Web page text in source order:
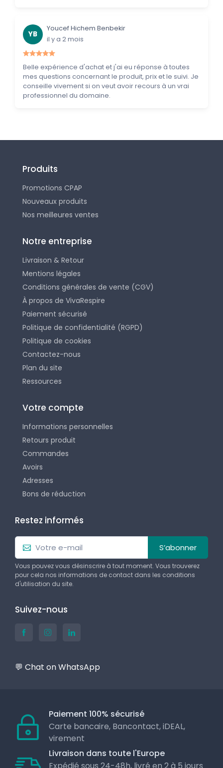
YB
Youcef Hichem Benbekir
il y a 2 mois
Belle expérience d'achat et j'ai eu réponse à toutes
mes questions concernant le produit, prix et le suivi. Je
conseille vivement si on veut avoir recours à un vrai
professionnel du domaine.
Produits
Promotions CPAP
Nouveaux produits
Nos meilleures ventes
Notre entreprise
Livraison & Retour
Mentions légales
Conditions générales de vente (CGV)
À propos de VivaRespire
Paiement sécurisé
Politique de confidentialité (RGPD)
Politique de cookies
Contactez-nous
Plan du site
Ressources
Votre compte
Informations personnelles
Retours produit
Commandes
Avoirs
Adresses
Bons de réduction
Restez informés
S’abonner
Vous pouvez vous désinscrire à tout moment. Vous trouverez
pour cela nos informations de contact dans les conditions
d'utilisation du site.
Suivez-nous
💬 Chat on WhatsApp
Paiement 100% sécurisé
Carte bancaire, Bancontact, iDEAL,
virement
Livraison dans toute l'Europe